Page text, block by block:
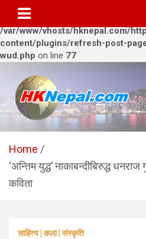
Warning
/var/www/vhosts/hknepal.com/
content/plugins/refresh-post-
wud.php on line 77
content
HKNepal.com –
सञ्चालित पहिलो
पत्रिका
hknepal, hknepal.com, hk nepal, hk
Home
‘अन्तिम युद्ध’ नाकाबन्दीबिरुद्ध
कविता
साहित्य | कला | संस्कृति